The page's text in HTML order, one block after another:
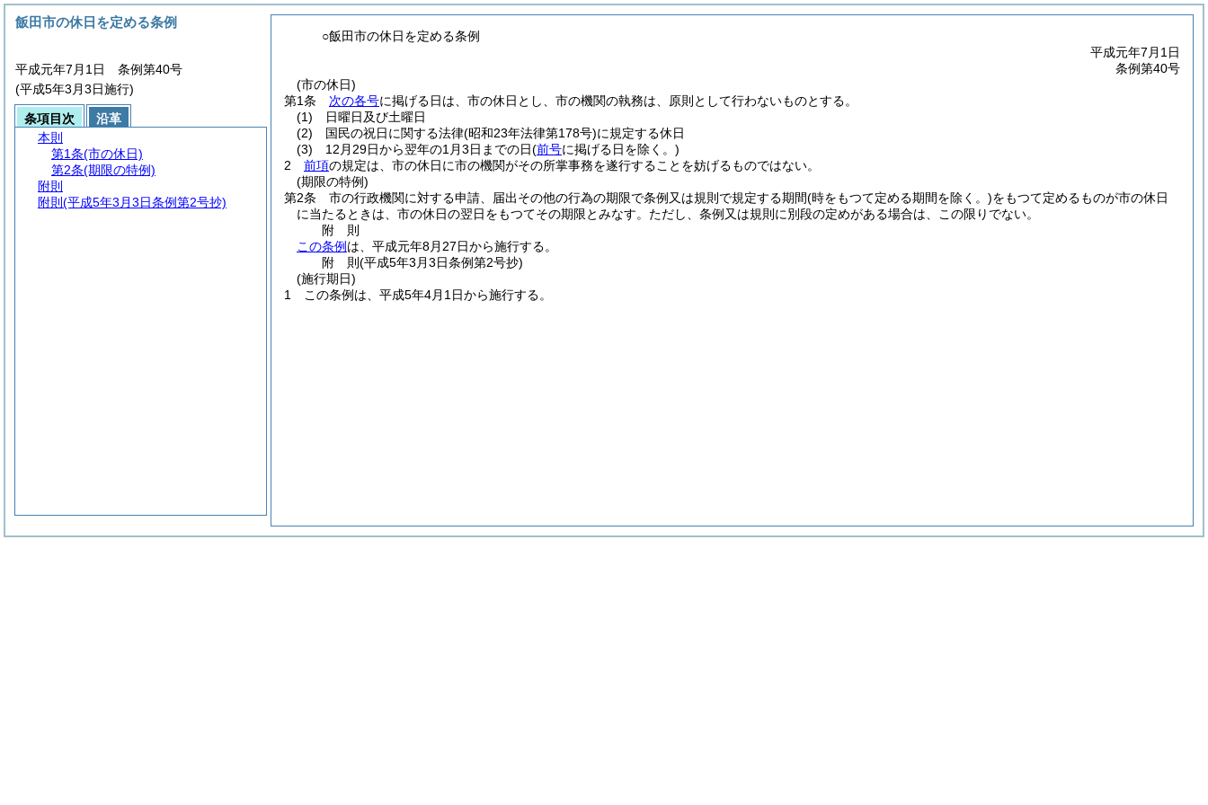
○飯田市の休日を定める条例
平成元年7月1日
条例第40号
(市の休日)
第1条
次の各号に掲げる日は、市の休日とし、市の機関の執務は、原則として行わないものとする。
(1)
日曜日及び土曜日
(2)
国民の祝日に関する法律(昭和23年法律第178号)に規定する休日
(3)
12月29日から翌年の1月3日までの日(前号に掲げる日を除く。)
2
前項の規定は、市の休日に市の機関がその所掌事務を遂行することを妨げるものではない。
(期限の特例)
第2条
市の行政機関に対する申請、届出その他の行為の期限で条例又は規則で規定する期間(時をもつて定める期間を除く。)をもつて定めるものが市の休日
に当たるときは、市の休日の翌日をもつてその期限とみなす。 ただし、条例又は規則に別段の定めがある場合は、この限りでない。
附 則
この条例 は、平成元年8月27日から施行する。
附 則(平成5年3月3日条例第2号抄)
(施行期日)
1
この条例は、平成5年4月1日から施行する。
飯田市の休日を定める条例
平成元年7月1日 条例第40号
(平成5年3月3日施行)
条項目次
沿革
本則
第1条(市の休日)
第2条(期限の特例)
附則
附則 (平成5年3月3日条例第2号抄)